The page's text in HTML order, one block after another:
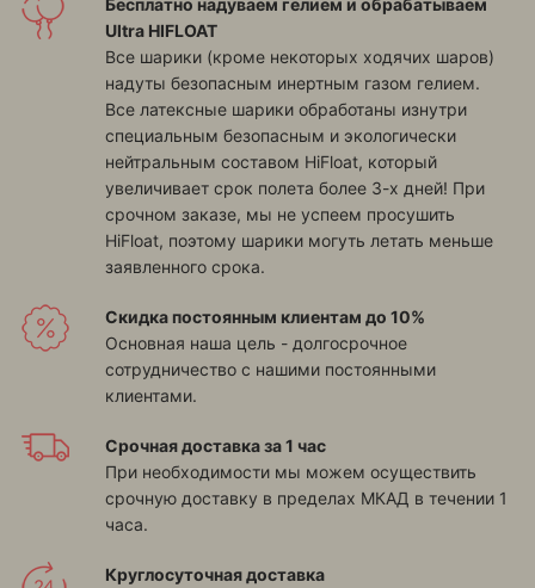
Ultra HIFLOAT
Все шарики (кроме некоторых ходячих шаров)
надуты безопасным инертным газом гелием.
Все латексные шарики обработаны изнутри
специальным безопасным и экологически
нейтральным составом HiFloat, который
увеличивает срок полета более 3-х дней! При
срочном заказе, мы не успеем просушить
HiFloat, поэтому шарики могуть летать меньше
заявленного срока.
Скидка постоянным клиентам до 10%
Основная наша цель - долгосрочное
сотрудничество с нашими постоянными
клиентами.
Срочная доставка за 1 час
При необходимости мы можем осуществить
срочную доставку в пределах МКАД в течении 1
часа.
Круглосуточная доставка